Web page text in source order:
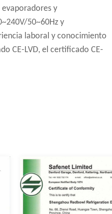
evaporadores y
50~60Hz y
laboral y conocimiento
CE-LVD, el certificado CE-